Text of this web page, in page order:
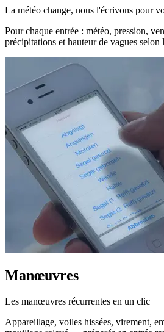
La météo change, nous l'écrivons pour
Pour chaque entrée : météo, pression,
précipitations et hauteur de vagues selon
Manœuvres
Les manœuvres récurrentes en un clic
Appareillage, voiles hissées, virement,